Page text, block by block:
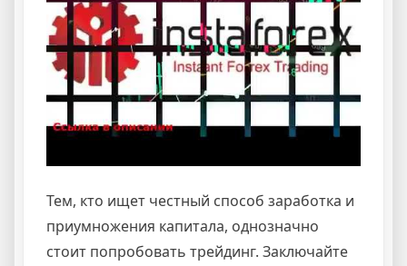
Тем, кто ищет честный способ заработка и
приумножения капитала, однозначно
стоит попробовать трейдинг. Заключайте